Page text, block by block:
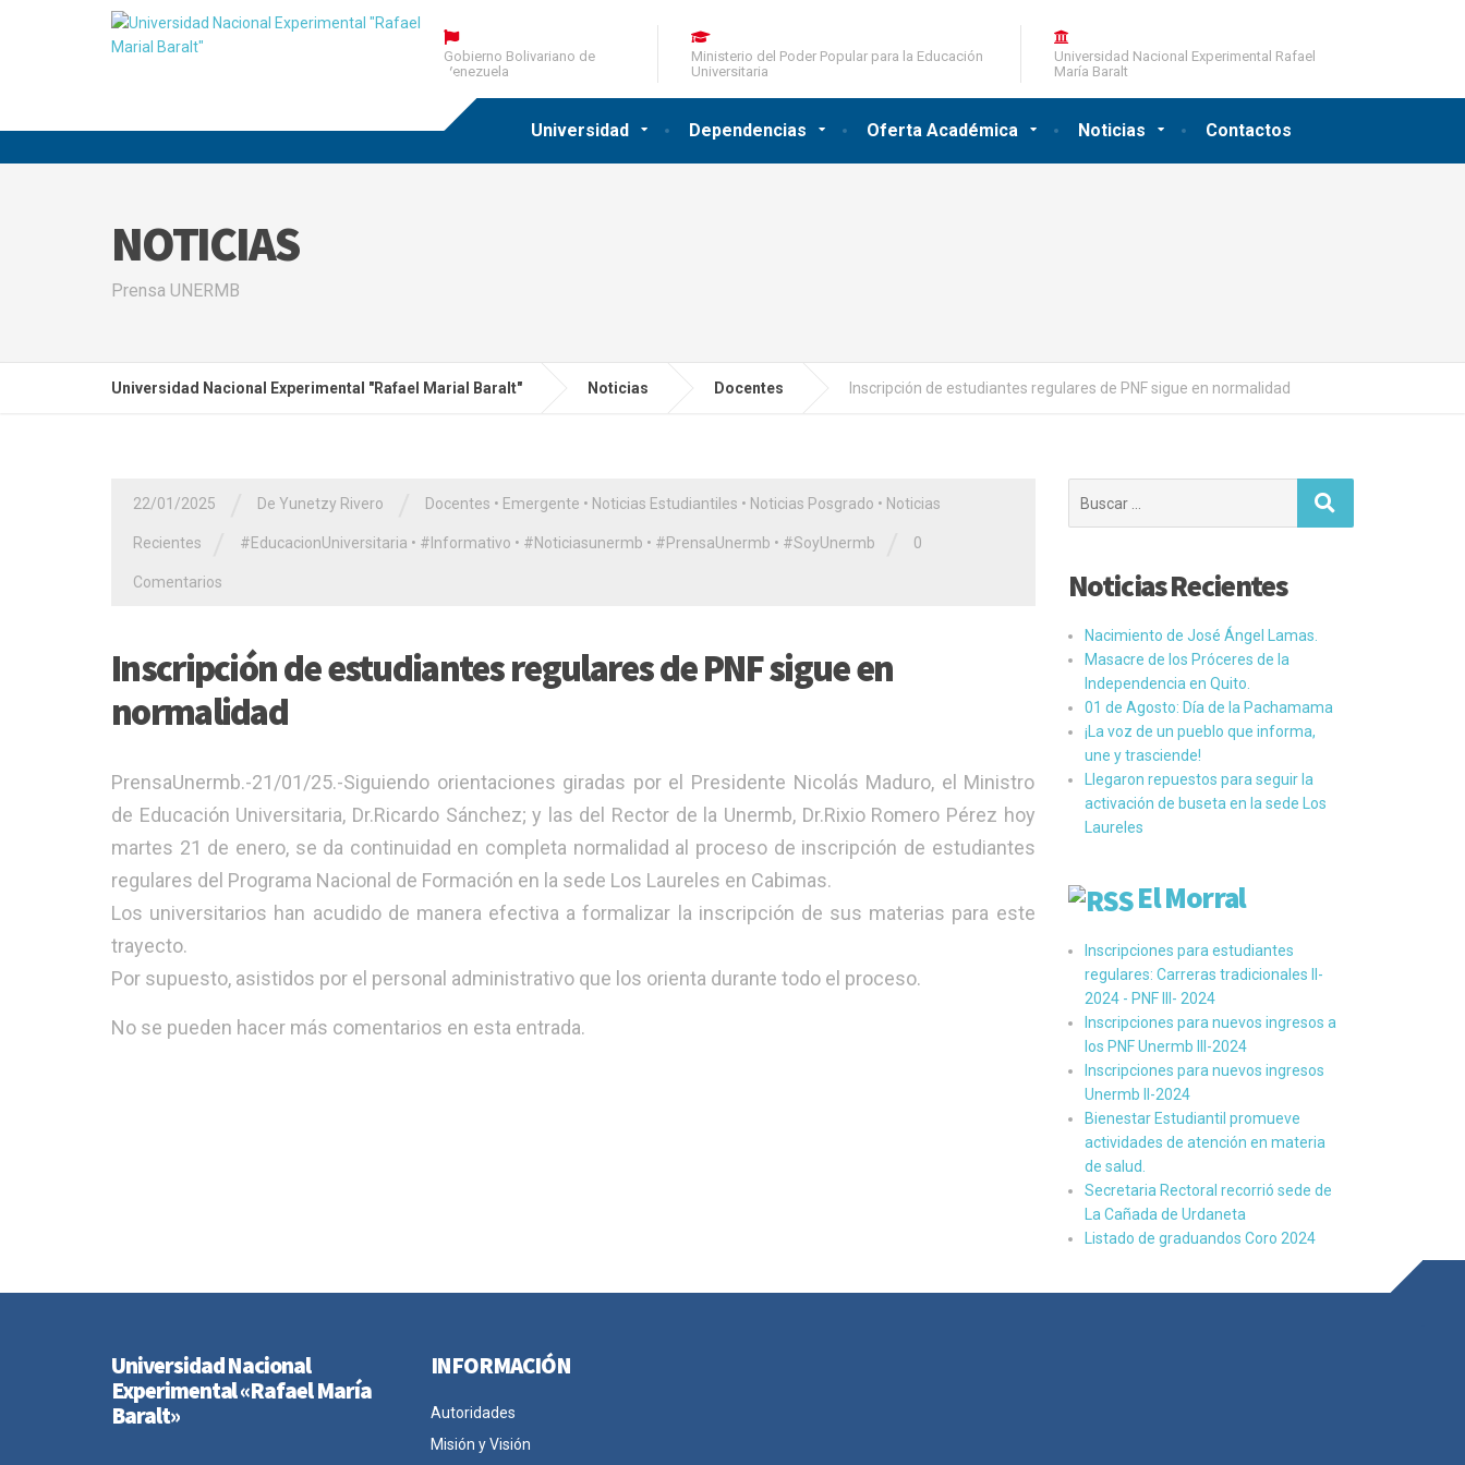
Universidad Dependencias Oferta Académica Noticias Contactos
Gobierno Bolivariano de
Venezuela
Ministerio del Poder Popular para la Educación
Universitaria
Universidad Nacional Experimental Rafael
María Baralt
NOTICIAS
Prensa UNERMB
Universidad Nacional Experimental "Rafael Marial Baralt" Noticias Docentes Inscripción de estudiantes regulares de PNF sigue en normalidad
22/01/2025 De Yunetzy Rivero Docentes • Emergente • Noticias Estudiantiles • Noticias Posgrado • Noticias
Recientes #EducacionUniversitaria • #Informativo • #Noticiasunermb • #PrensaUnermb • #SoyUnermb 0
Comentarios
Inscripción de estudiantes regulares de PNF sigue en
normalidad
PrensaUnermb.-21/01/25.-Siguiendo orientaciones giradas por el Presidente Nicolás Maduro, el Ministro
de Educación Universitaria, Dr.Ricardo Sánchez; y las del Rector de la Unermb, Dr.Rixio Romero Pérez hoy
martes 21 de enero, se da continuidad en completa normalidad al proceso de inscripción de estudiantes
regulares del Programa Nacional de Formación en la sede Los Laureles en Cabimas.
Los universitarios han acudido de manera efectiva a formalizar la inscripción de sus materias para este
trayecto.
Por supuesto, asistidos por el personal administrativo que los orienta durante todo el proceso.
No se pueden hacer más comentarios en esta entrada.
Noticias Recientes
Nacimiento de José Ángel Lamas.
Masacre de los Próceres de la
Independencia en Quito.
01 de Agosto: Día de la Pachamama
¡La voz de un pueblo que informa,
une y trasciende!
Llegaron repuestos para seguir la
activación de buseta en la sede Los
Laureles
El Morral
Inscripciones para estudiantes
regulares: Carreras tradicionales II-
2024 - PNF III- 2024
Inscripciones para nuevos ingresos a
los PNF Unermb III-2024
Inscripciones para nuevos ingresos
Unermb II-2024
Bienestar Estudiantil promueve
actividades de atención en materia
de salud.
Secretaria Rectoral recorrió sede de
La Cañada de Urdaneta
Listado de graduandos Coro 2024
Universidad Nacional
Experimental «Rafael María
Baralt»
INFORMACIÓN
Autoridades
Misión y Visión